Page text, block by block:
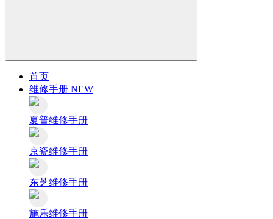
首页
维修手册 NEW
夏普维修手册
京瓷维修手册
东芝维修手册
施乐维修手册